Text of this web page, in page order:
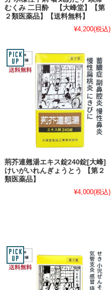
むくみ 二日酔 【大峰堂】【第
２類医薬品】【送料無料】
¥4,200(税込)
荊芥連翹湯エキス錠240錠[大峰]
けいがいれんぎょうとう 【第２
類医薬品】
¥4,000(税込)